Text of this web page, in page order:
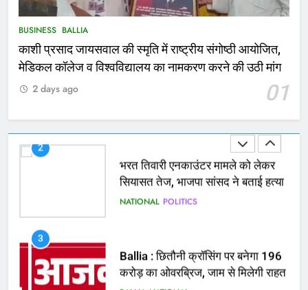
BUSINESS BALLIA
काशी प्रसाद जायसवाल की स्मृति में राष्ट्रीय संगोष्ठी आयोजित,
मेडिकल कॉलेज व विश्वविद्यालय का नामकरण करने की उठी मांग
01
2 days ago
बचाने के लिए छात्रों ने लगाई छलांग, कई
2
भरत तिवारी एनकाउंटर मामले को लेकर
सियासत तेज, भाजपा सांसद ने बताई हत्या
NATIONAL POLITICS
3
Ballia : छितौनी क्रॉसिंग पर बनेगा 196
करोड़ का ओवरब्रिज, जाम से मिलेगी राहत
4
Ballia : कटहल नाला सुंदरीकरण, बलिया
बाईपास और चौराहों के आधुनिकीकरण की